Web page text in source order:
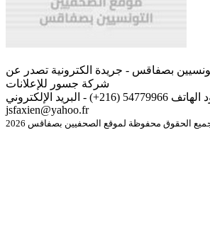
بصفاقس - جريدة الكترونية تصدر عن
شركة جسور للإعلانات
للإتصال أو نشر الردود الهاتف 54779966 (216+) - البريد الإلكتروني
jsfaxien@yahoo.fr
الحقوق محفوظة لموقع الصحفيين بصفاقس 2026